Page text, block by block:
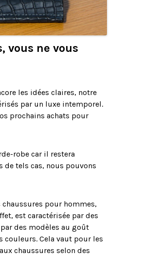
vous ne vous
les idées claires, notre
par un luxe intemporel.
prochains achats pour
robe car il restera
de tels cas, nous pouvons
chaussures pour hommes,
est caractérisée par des
des modèles au goût
couleurs. Cela vaut pour les
chaussures selon des